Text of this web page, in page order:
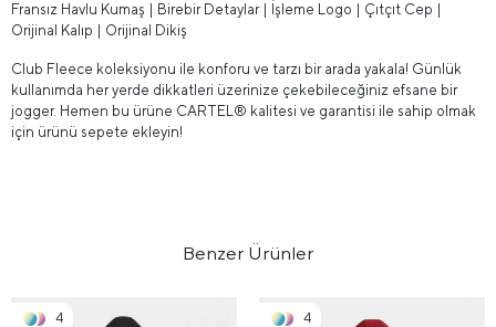
Fransız Havlu Kumaş | Birebir Detaylar | İşleme Logo | Çıtçıt Cep |
Orijinal Kalıp | Orijinal Dikiş
Club Fleece koleksiyonu ile konforu ve tarzı bir arada yakala! Günlük
kullanımda her yerde dikkatleri üzerinize çekebileceğiniz efsane bir
jogger. Hemen bu ürüne CARTEL® kalitesi ve garantisi ile sahip olmak
için ürünü sepete ekleyin!
Benzer Ürünler
4 4